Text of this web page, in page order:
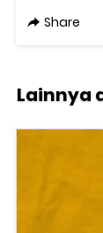
BassShare
Lainnya